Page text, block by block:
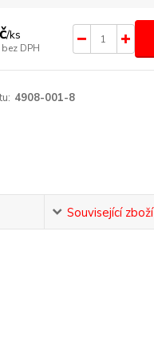
/ks
bez DPH
4908-001-8
Související zboží